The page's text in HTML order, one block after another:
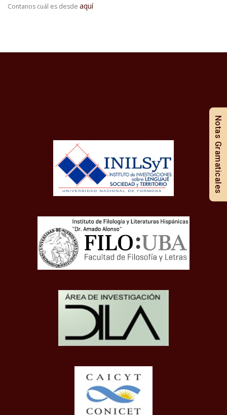
Contanos cuál es desde aquí
Notas Gramaticales